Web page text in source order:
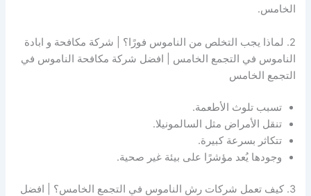
الخامس.
2. لماذا يجب التخلص من الناموس فورًا؟ | شركة مكافحة و ابادة
الناموس في التجمع الخامس | افضل شركة مكافحة الناموس في
التجمع الخامس
تسبب تلوث الأطعمة.
تنقل الأمراض مثل السالمونيلا.
تتكاثر بسرعة كبيرة.
وجودها يُعد مؤشرًا على بيئة غير صحية.
3. كيف تعمل شركات رش الناموس في التجمع الخامس؟ | افضل